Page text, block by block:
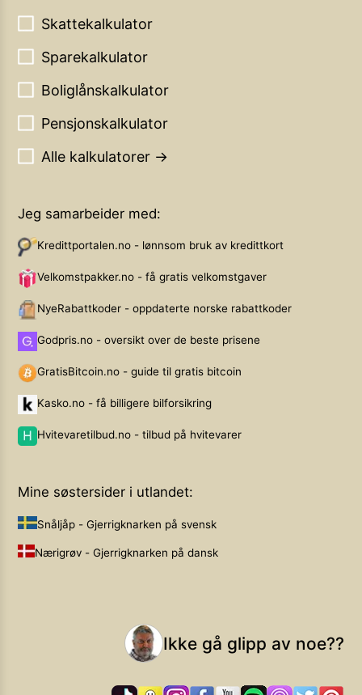
Skattekalkulator
Sparekalkulator
Boliglånskalkulator
Pensjonskalkulator
Alle kalkulatorer →
Jeg samarbeider med:
Kredittportalen.no - lønnsom bruk av kredittkort
Velkomstpakker.no - få gratis velkomstgaver
NyeRabattkoder - oppdaterte norske rabattkoder
Godpris.no - oversikt over de beste prisene
GratisBitcoin.no - guide til gratis bitcoin
Kasko.no - få billigere bilforsikring
Hvitevaretilbud.no - tilbud på hvitevarer
Mine søstersider i utlandet:
Snåljåp - Gjerrigknarken på svensk
Nærigrøv - Gjerrigknarken på dansk
Ikke gå glipp av noe??